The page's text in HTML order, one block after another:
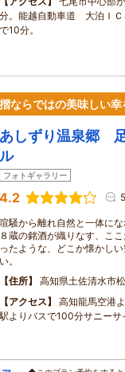
分。能越自動車道 大泊ＩＣ
で10分。
ならではの美味しい幸
あしずり温泉郷
ル
フォトギャラリー
4.2
喧騒から離れ自然と一体に
８蔵の銘酒が織りなす、こ
ったような、どこか懐かし
い。
住所
高知県土佐清水市
アクセス
高知龍馬空港
駅よりバスで100分サニーサ